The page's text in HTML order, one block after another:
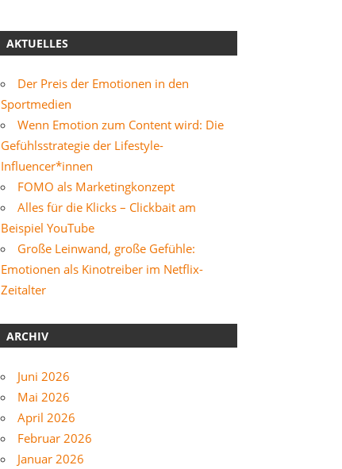
AKTUELLES
Der Preis der Emotionen in den
Sportmedien
Wenn Emotion zum Content wird: Die
Gefühlsstrategie der Lifestyle-
Influencer*innen
FOMO als Marketingkonzept
Alles für die Klicks – Clickbait am
Beispiel YouTube
Große Leinwand, große Gefühle:
Emotionen als Kinotreiber im Netflix-
Zeitalter
ARCHIV
Juni 2026
Mai 2026
April 2026
Februar 2026
Januar 2026